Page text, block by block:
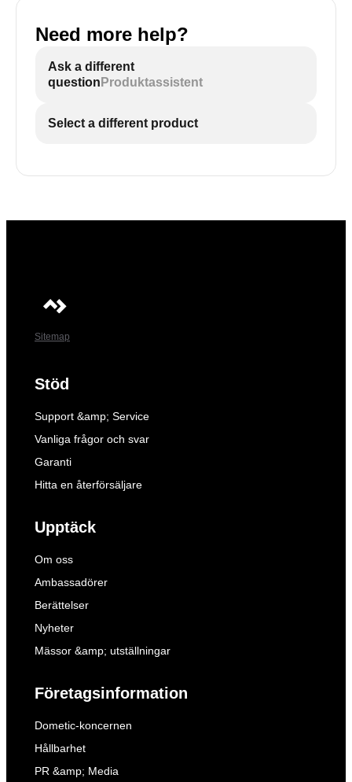
Need more help?
Ask a different
question Produktassistent
Select a different product
Sitemap
Stöd
Support &amp; Service
Vanliga frågor och svar
Garanti
Hitta en återförsäljare
Upptäck
Om oss
Ambassadörer
Berättelser
Nyheter
Mässor &amp; utställningar
Företagsinformation
Dometic-koncernen
Hållbarhet
PR &amp; Media